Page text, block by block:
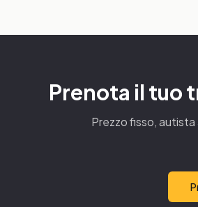
Prenota il tuo
Prezzo fisso,